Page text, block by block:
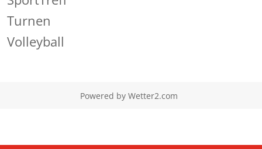
Turnen
Volleyball
Powered by Wetter2.com